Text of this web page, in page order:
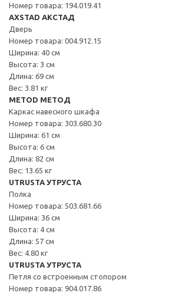
Номер товара: 194.019.41
AXSTAD АКСТАД
Дверь
Номер товара: 004.912.15
Ширина: 40 см
Высота: 3 см
Длина: 69 см
Вес: 3.81 кг
METOD МЕТОД
Каркас навесного шкафа
Номер товара: 303.680.30
Ширина: 61 см
Высота: 6 см
Длина: 82 см
Вес: 13.65 кг
UTRUSTA УТРУСТА
Полка
Номер товара: 503.681.66
Ширина: 36 см
Высота: 4 см
Длина: 57 см
Вес: 4.80 кг
UTRUSTA УТРУСТА
Петля со встроенным стопором
Номер товара: 904.017.86